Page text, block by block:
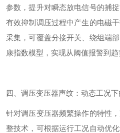
参数，提升对瞬态放电信号的捕
有效抑制调压过程中产生的电磁
采集，可覆盖分接开关、绕组端
康指数模型，实现从阈值报警到趋
四、调压变压器声纹：动态工况
针对调压变压器频繁操作的特性
整技术，可根据运行工况自动优